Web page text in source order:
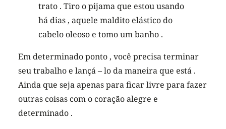
trato . Tiro o pijama que estou usando
há dias , aquele maldito elástico do
cabelo oleoso e tomo um banho .
Em determinado ponto , você precisa terminar
seu trabalho e lançá – lo da maneira que está .
Ainda que seja apenas para ficar livre para fazer
outras coisas com o coração alegre e
determinado .